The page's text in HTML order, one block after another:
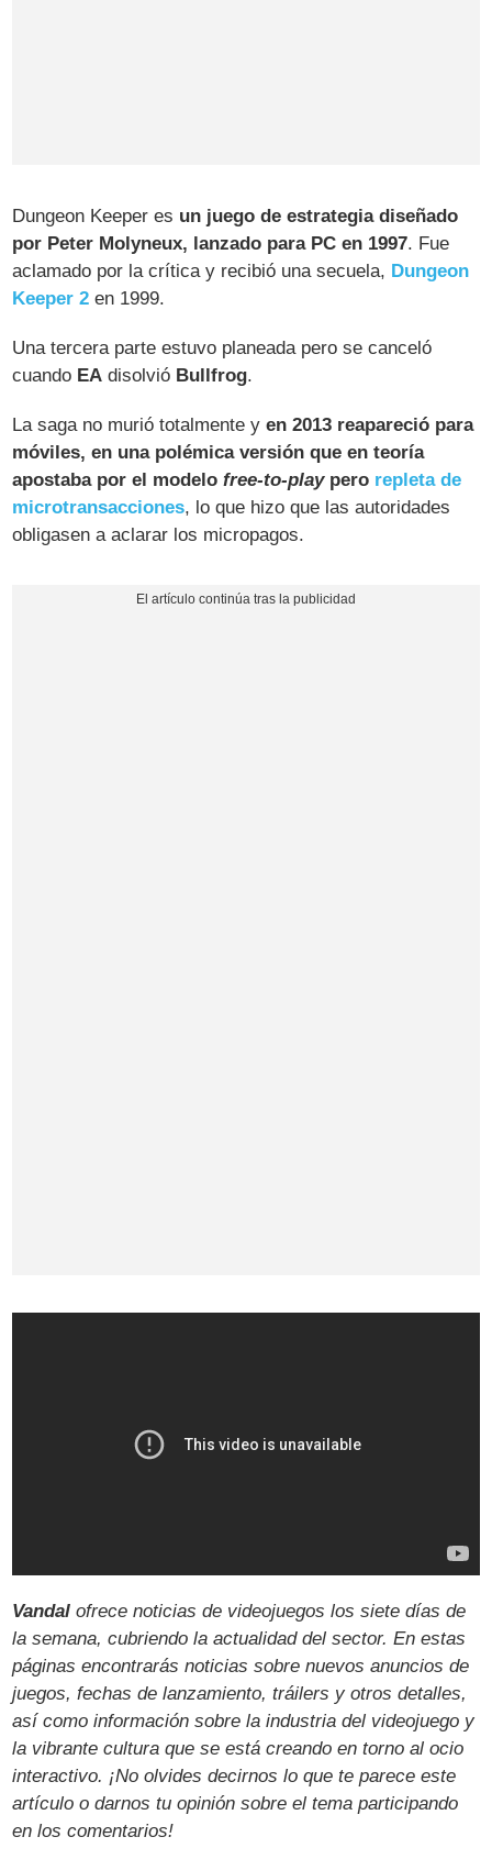
Dungeon Keeper es un juego de estrategia diseñado
por Peter Molyneux, lanzado para PC en 1997. Fue
aclamado por la crítica y recibió una secuela, Dungeon
Keeper 2 en 1999.
Una tercera parte estuvo planeada pero se canceló
cuando EA disolvió Bullfrog.
La saga no murió totalmente yen 2013 reapareció para
móviles, en una polémica versión que en teoría
apostaba por el modelo free-to-playpero repleta de
microtransacciones, lo que hizo que las autoridades
obligasen a aclarar los micropagos.
Vandal ofrece noticias de videojuegos los siete días de
la semana, cubriendo la actualidad del sector. En estas
páginas encontrarás noticias sobre nuevos anuncios de
juegos, fechas de lanzamiento, tráilers y otros detalles,
así como información sobre la industria del videojuego y
la vibrante cultura que se está creando en torno al ocio
interactivo. ¡No olvides decirnos lo que te parece este
artículo o darnos tu opinión sobre el tema participando
en los comentarios!